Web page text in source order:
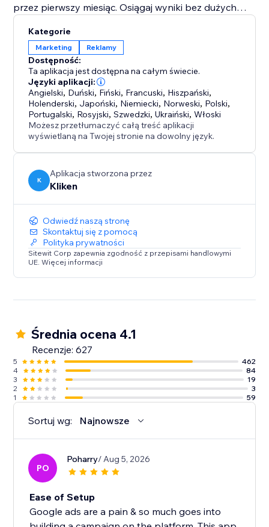
przez pierwszy miesiąc. Osiągaj wyniki bez dużych
Korzyści:
- Zwiększ sprzedaż w swoim sklepie internetowym
- Zyskaj więcej rezerwacji
- Pozyskuj więcej leadów
- Całkowicie zintegrowana z Twoją stroną internetową.
Twórz i zarządzaj kampaniami bezpośrednio z
aplikacji.
- Przejrzyste wyniki.
Kategorie
Marketing Reklamy
Dostępność:
Ta aplikacja jest dostępna na całym świecie.
Języki aplikacji:
Angielski, Duński, Fiński, Francuski, Hiszpański,
Holenderski, Japoński, Niemiecki, Norweski, Polski,
Portugalski, Rosyjski,Szwedzki,Ukraiński,Włoski
Możesz przetłumaczyć całą treść aplikacji
wyświetlaną na Twojej stronie na dowolny język.
K
Aplikacja stworzona przez
Kliken
Odwiedź naszą stronę
Skontaktuj się z pomocą
Polityka prywatności
Sitewit Corp zapewnia zgodność z przepisami handlowymi
UE. Więcej informacji
Średnia ocena 4.1
Recenzje: 627
5
462
4
84
3
19
2
3
1
59
Sortuj wg: Najnowsze
PO
Poharry/ Aug 5, 2026
Ease of Setup
Google ads are a pain & so much goes into